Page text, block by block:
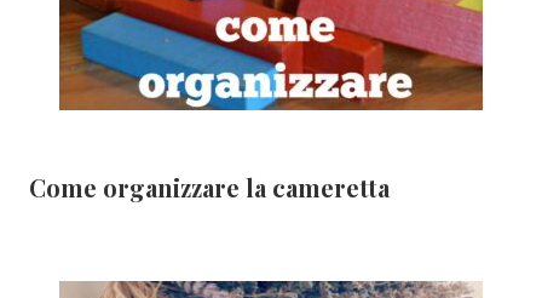
Come organizzare la cameretta